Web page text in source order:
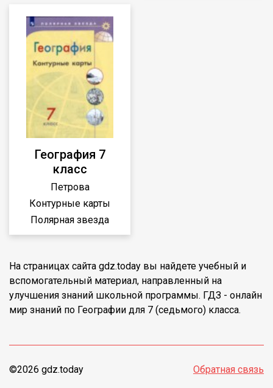
География 7
класс
Петрова
Контурные карты
Полярная звезда
На страницах сайта gdz.today вы найдете учебный и
вспомогательный материал, направленный на
улучшения знаний школьной программы. ГДЗ - онлайн
мир знаний по Географии для 7 (седьмого) класса.
©2026 gdz.today Обратная связь